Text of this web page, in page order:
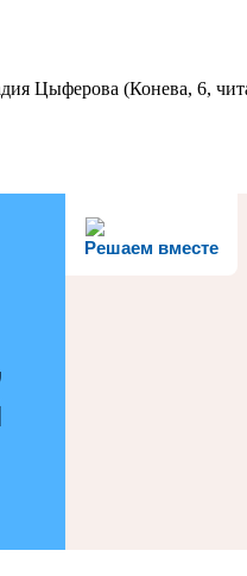
Цыферова (Конева, 6,
Решаем вместе